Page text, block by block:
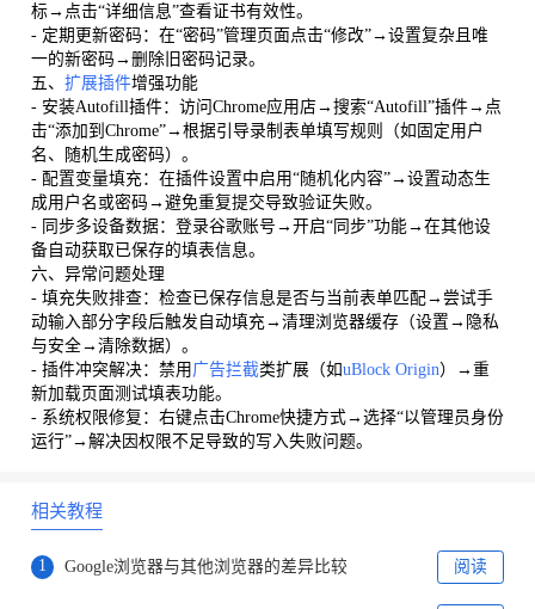
标→点击“详细信息”查看证书有效性。
- 定期更新密码：在“密码”管理页面点击“修改”→设置复杂且唯
一的新密码→删除旧密码记录。
五、 扩展插件增强功能
- 安装Autofill插件：访问Chrome应用店→搜索“Autofill”插件→点
击“添加到Chrome”→根据引导录制表单填写规则（如固定用户
名、随机生成密码）。
- 配置变量填充：在插件设置中启用“随机化内容”→设置动态生
成用户名或密码→避免重复提交导致验证失败。
- 同步多设备数据：登录谷歌账号→开启“同步”功能→在其他设
备自动获取已保存的填表信息。
六、异常问题处理
- 填充失败排查：检查已保存信息是否与当前表单匹配→尝试手
动输入部分字段后触发自动填充→清理浏览器缓存（设置→隐私
与安全→清除数据）。
- 插件冲突解决：禁用 广告拦截类扩展（如uBlock Origin）→重
新加载页面测试填表功能。
- 系统权限修复：右键点击Chrome快捷方式→选择“以管理员身份
运行”→解决因权限不足导致的写入失败问题。
相关教程
1 Google浏览器与其他浏览器的差异比较 阅读